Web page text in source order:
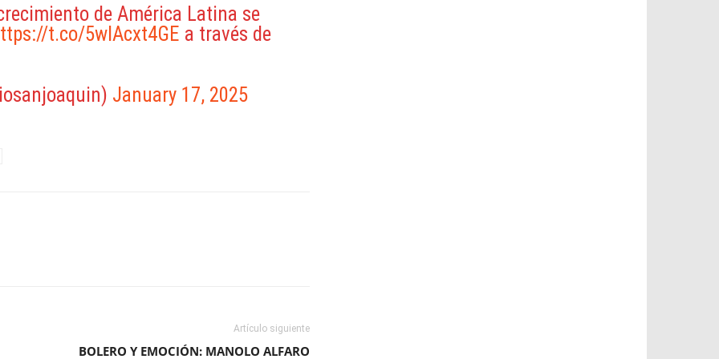
de América Latina se
t.co/5wlAcxt4GE a través de
January 17, 2025
Artículo siguiente
BOLERO Y EMOCIÓN: MANOLO ALFARO